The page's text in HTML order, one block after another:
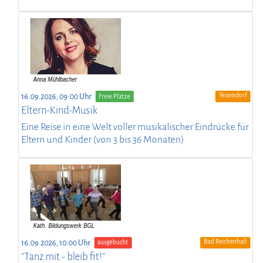
16.09.2026, 09:00 Uhr Freie Plätze Teisendorf
Eltern-Kind-Musik
Eine Reise in eine Welt voller musikalischer Eindrücke für
Eltern und Kinder (von 3 bis 36 Monaten)
16.09.2026, 10:00 Uhr ausgebucht Bad Reichenhall
"Tanz mit - bleib fit!"